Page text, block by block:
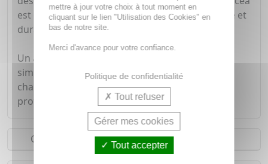
est conçue pour apporter une couleur éclatante et
durable, tout en respectant la fibre capillaire.
Un allié du quotidien pour prendre soin de vous
simplement, cette coloration vous permet de
changer de look en toute confiance, tout en
profitant d'une couleur vibrante et intense.
Conseils d'utilisation
mettre à jour votre choix à tout moment en
cliquant sur le lien "Utilisation des Cookies" en
bas de notre site.
Merci d'avance pour votre confiance.
Politique de confidentialité
Tout refuser
Gérer mes cookies
Tout accepter